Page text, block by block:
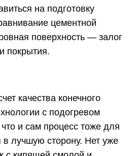
на подготовку
цементной
поверхность — залог
покрытия.
качества конечного
с подогревом
и сам процесс тоже для
в лучшую сторону. Нет уже